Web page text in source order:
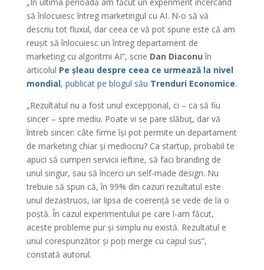
să înlocuiesc întreg marketingul cu AI. N-o să vă
descriu tot fluxul, dar ceea ce vă pot spune este că am
reușit să înlocuiesc un întreg departament de
marketing cu algoritmi AI”, scrie Dan Diaconu în
articolul Pe șleau despre ceea ce urmează la nivel
mondial, publicat pe blogul său Trenduri Economice.
„Rezultatul nu a fost unul excepțional, ci – ca să fiu
sincer – spre mediu. Poate vi se pare slăbuț, dar vă
întreb sincer: câte firme își pot permite un departament
de marketing chiar și mediocru? Ca startup, probabil te
apuci să cumperi servicii ieftine, să faci branding de
unul singur, sau să încerci un self-made design. Nu
trebuie să spun că, în 99% din cazuri rezultatul este
unul dezastruos, iar lipsa de coerență se vede de la o
poștă. În cazul experimentului pe care l-am făcut,
aceste probleme pur și simplu nu există. Rezultatul e
unul corespunzător și poți merge cu capul sus”,
constată autorul.